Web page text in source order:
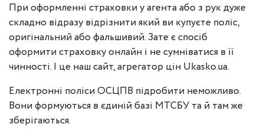
При оформленні страховки у агента або з рук дуже
складно відразу відрізнити який ви купуєте поліс,
оригінальний або фальшивий. Зате є спосіб
оформити страховку онлайн і не сумніватися в її
чинності. І це наш сайт, агрегатор цін Ukasko.ua.
Електронні поліси ОСЦПВ підробити неможливо.
Вони формуються в єдиній базі МТСБУ та й там же
зберігаються.